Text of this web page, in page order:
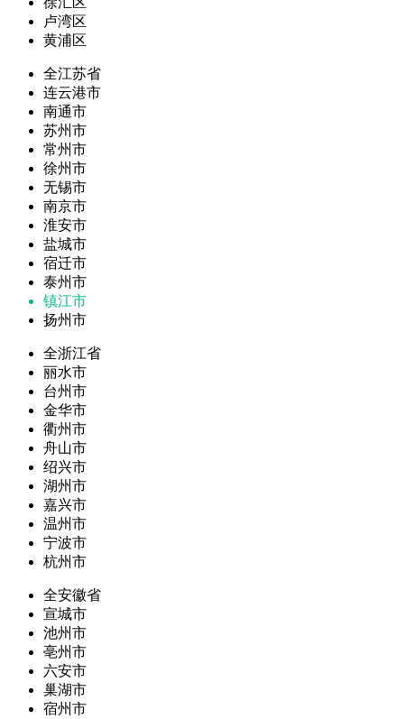
卢湾区
黄浦区
全江苏省
连云港市
南通市
苏州市
常州市
徐州市
无锡市
南京市
淮安市
盐城市
宿迁市
泰州市
镇江市
扬州市
全浙江省
丽水市
台州市
金华市
衢州市
舟山市
绍兴市
湖州市
嘉兴市
温州市
宁波市
杭州市
全安徽省
宣城市
池州市
亳州市
六安市
巢湖市
宿州市